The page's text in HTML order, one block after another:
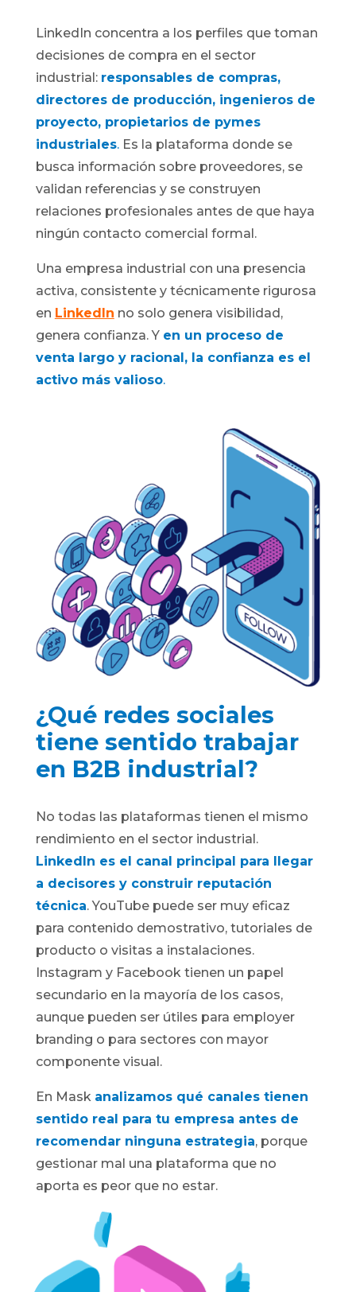
LinkedIn concentra a los perfiles que toman
decisiones de compra en el sector
industrial: responsables de compras,
directores de producción, ingenieros de
proyecto, propietarios de pymes
industriales. Es la plataforma donde se
busca información sobre proveedores, se
validan referencias y se construyen
relaciones profesionales antes de que haya
ningún contacto comercial formal.
Una empresa industrial con una presencia
activa, consistente y técnicamente rigurosa
en LinkedIn no solo genera visibilidad,
genera confianza. Y en un proceso de
venta largo y racional, la confianza es el
activo más valioso.
¿Qué redes sociales
tiene sentido trabajar
en B2B industrial?
No todas las plataformas tienen el mismo
rendimiento en el sector industrial.
LinkedIn es el canal principal para llegar
a decisores y construir reputación
técnica. YouTube puede ser muy eficaz
para contenido demostrativo, tutoriales de
producto o visitas a instalaciones.
Instagram y Facebook tienen un papel
secundario en la mayoría de los casos,
aunque pueden ser útiles para employer
branding o para sectores con mayor
componente visual.
En Mask analizamos qué canales tienen
sentido real para tu empresa antes de
recomendar ninguna estrategia, porque
gestionar mal una plataforma que no
aporta es peor que no estar.